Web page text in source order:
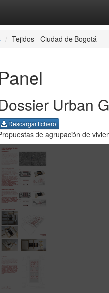
Tejidos - Ciudad de Bogotá
Panel
Urban
Descargar fichero
de agrupación de